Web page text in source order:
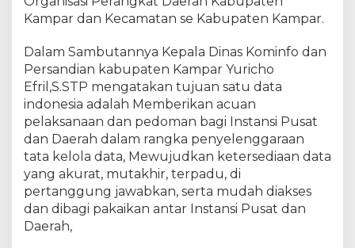
s
a
l
s
a
s
i
P
e
n
y
Kampar dan Kecamatan se Kabupaten Kampar.
Dalam Sambutannya Kepala Dinas Kominfo dan
Persandian kabupaten Kampar Yuricho
Efril,S.STP mengatakan tujuan satu data
indonesia adalah Memberikan acuan
pelaksanaan dan pedoman bagi Instansi Pusat
dan Daerah dalam rangka penyelenggaraan
tata kelola data, Mewujudkan ketersediaan data
yang akurat, mutakhir, terpadu, di
pertanggung jawabkan, serta mudah diakses
dan dibagi pakaikan antar Instansi Pusat dan
Daerah,